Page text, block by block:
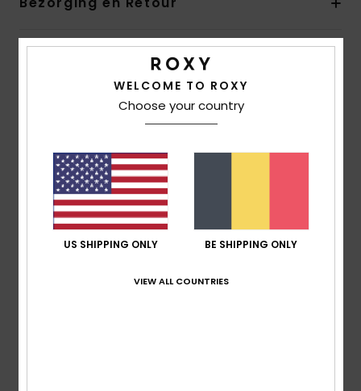
Reviews van klanten
Gemiddelde score
5.0
gebaseerd op1 geverifieerde beoordelingen
0% van onze klanten bevelen dit product aan
WELCOME TO ROXY
Choose your country
US SHIPPING ONLY BE SHIPPING ONLY
VIEW ALL COUNTRIES